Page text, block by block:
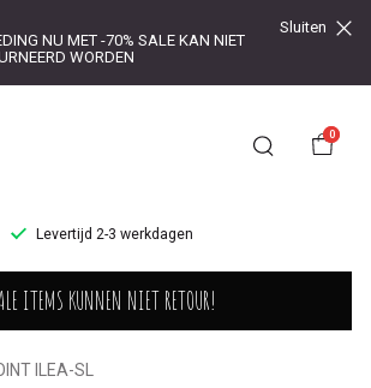
NU MET -70% SALE KAN NIET
WORDEN
Sluiten
0
Levertijd 2-3 werkdagen
ITEMS KUNNEN NIET RETOUR!
ILEA-SL